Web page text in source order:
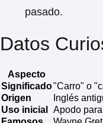
pasado.
Datos
Aspecto
Significado"Carro" o
Origen
Inglés
Uso inicial
Apodo